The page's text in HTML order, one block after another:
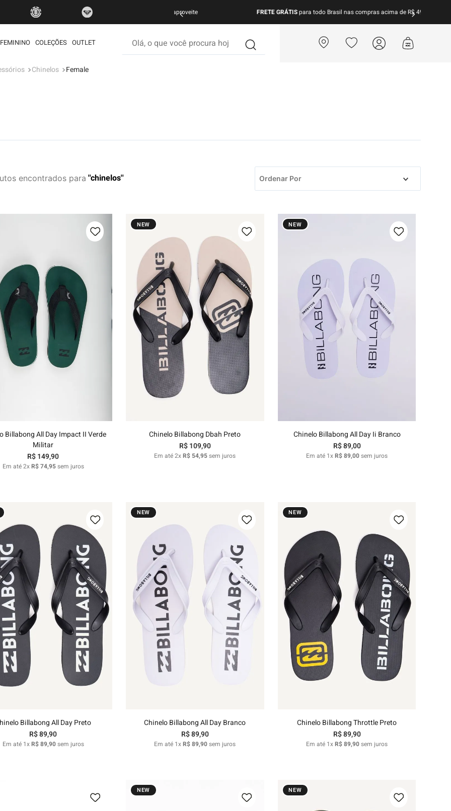
FRETE GRÁTIS para todo Brasil nas compras acima de R$ 499 | Consulte as Regras
FEMININO COLEÇÕES OUTLET
Chinelos Female
chinelos Ordenar Por
Billabong All Day Impact II Verde
Militar
R$149,90
Em até2xR$74,95sem juros
NEW
37/38 39/40 41/42 43/44
Chinelo Billabong Dbah Preto
R$109,90
Em até2xR$ 54,95sem juros
NEW
Chinelo Billabong All Day Ii Branco
R$89,00
Em até 1xR$89,00sem juros
37/38 39/40 41/42 43/44
Billabong All Day Preto
R$89,90
Em até 1xR$89,90sem juros
NEW
39/40
Chinelo Billabong All Day Branco
R$89,90
Em até 1xR$89,90sem juros
NEW
37/38 41/42
Chinelo Billabong Throttle Preto
R$89,90
Em até 1xR$89,90sem juros
NEW NEW